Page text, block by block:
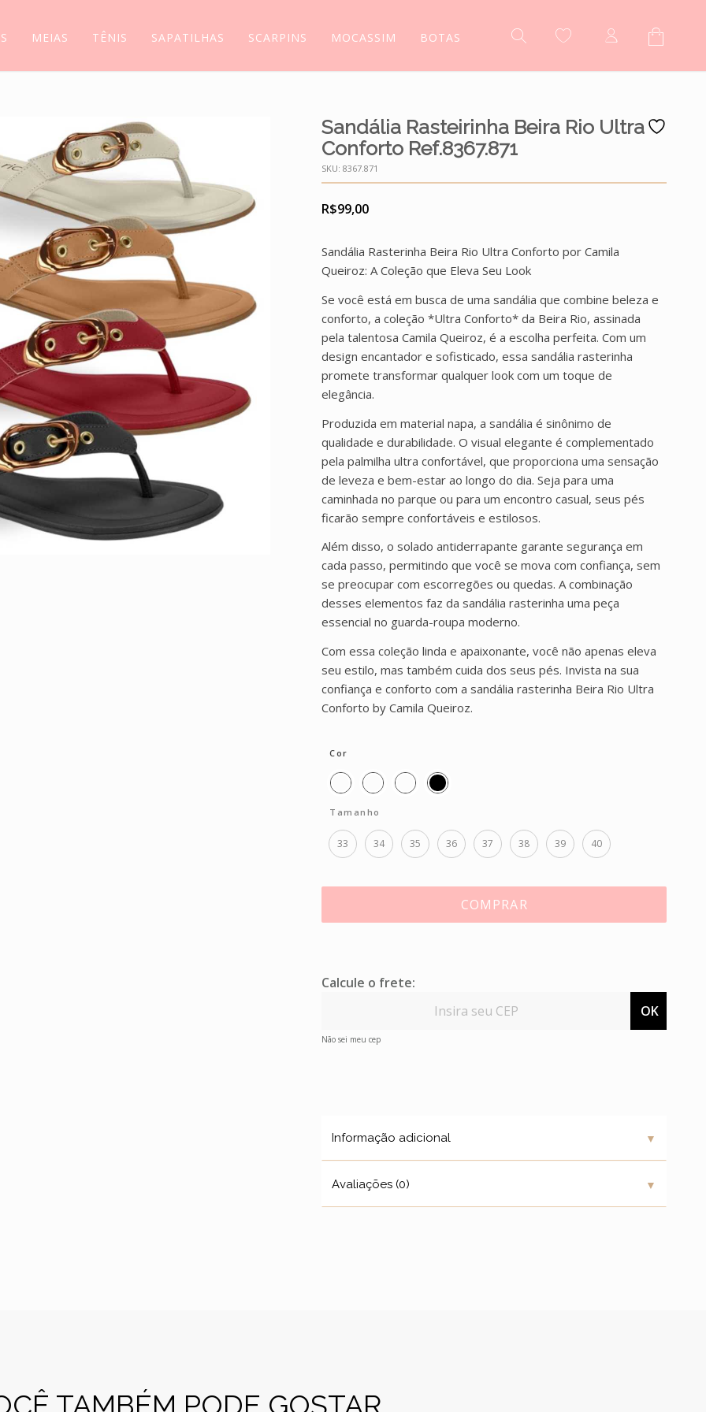
MEIAS TÊNIS SAPATILHAS SCARPINS MOCASSIM BOTAS
Sandália Rasteirinha Beira Rio Ultra
Conforto Ref.8367.871
SKU:8367.871
R$99,00
Sandália Rasterinha Beira Rio Ultra Conforto por Camila
Queiroz: A Coleção que Eleva Seu Look
Se você está em busca de uma sandália que combine beleza e
conforto, a coleção *Ultra Conforto* da Beira Rio, assinada
pela talentosa Camila Queiroz, é a escolha perfeita. Com um
design encantador e sofisticado, essa sandália rasterinha
promete transformar qualquer look com um toque de
elegância.
Produzida em material napa, a sandália é sinônimo de
qualidade e durabilidade. O visual elegante é complementado
pela palmilha ultra confortável, que proporciona uma sensação
de leveza e bem-estar ao longo do dia. Seja para uma
caminhada no parque ou para um encontro casual, seus pés
ficarão sempre confortáveis e estilosos.
Além disso, o solado antiderrapante garante segurança em
cada passo, permitindo que você se mova com confiança, sem
se preocupar com escorregões ou quedas. A combinação
desses elementos faz da sandália rasterinha uma peça
essencial no guarda-roupa moderno.
Com essa coleção linda e apaixonante, você não apenas eleva
seu estilo, mas também cuida dos seus pés. Invista na sua
confiança e conforto com a sandália rasterinha Beira Rio Ultra
Conforto by Camila Queiroz.
Cor
Tamanho
33 34 35 36 37 38 39 40
COMPRAR
Calcule o frete:
OK
Não sei meu cep
Informação adicional ▼
Avaliações (0) ▼
TAMBÉM PODE GOSTAR